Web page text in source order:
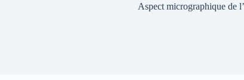
Aspect micrographique de